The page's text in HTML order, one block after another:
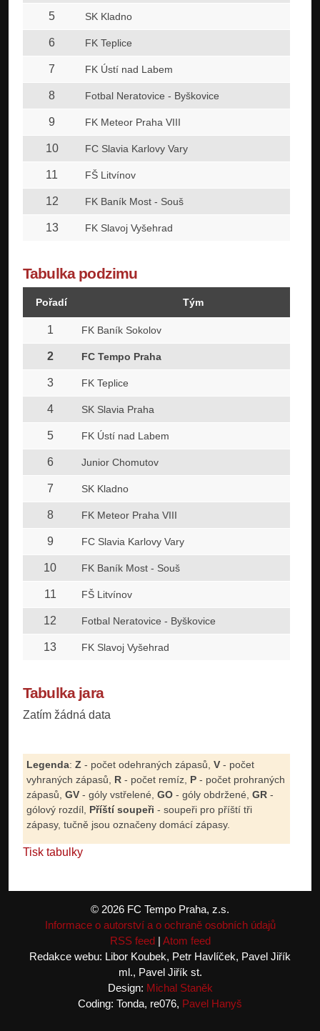
5 SK Kladno
6 FK Teplice
7 FK Ústí nad Labem
8 Fotbal Neratovice - Byškovice
9 FK Meteor Praha VIII
10 FC Slavia Karlovy Vary
11 FŠ Litvínov
12 FK Baník Most - Souš
13 FK Slavoj Vyšehrad
Tabulka podzimu
Pořadí Tým
1 FK Baník Sokolov
2 FC Tempo Praha
3 FK Teplice
4 SK Slavia Praha
5 FK Ústí nad Labem
6 Junior Chomutov
7 SK Kladno
8 FK Meteor Praha VIII
9 FC Slavia Karlovy Vary
10 FK Baník Most - Souš
11 FŠ Litvínov
12 Fotbal Neratovice - Byškovice
13 FK Slavoj Vyšehrad
Tabulka jara
Zatím žádná data
Legenda: Z - počet odehraných zápasů, V - počet
vyhraných zápasů, R - počet remíz, P - počet prohraných
zápasů, GV - góly vstřelené, GO - góly obdržené, GR -
gólový rozdíl, Příští soupeři - soupeři pro příští tři
zápasy, tučně jsou označeny domácí zápasy.
Tisk tabulky
© 2026 FC Tempo Praha, z.s.
Informace o autorství a o ochraně osobních údajů
RSS feed| Atom feed
Redakce webu: Libor Koubek, Petr Havlíček, Pavel Jiřík
ml., Pavel Jiřík st.
Design: Michal Staněk
Coding: Tonda, re076, Pavel Hanyš